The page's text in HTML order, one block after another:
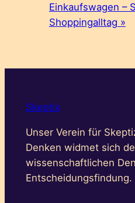
Einkaufswagen –
Shoppingalltag »
Skeptix
Unser Verein für
Denken widmet sich
wissenschaftlichen
Entscheidungsfindung.